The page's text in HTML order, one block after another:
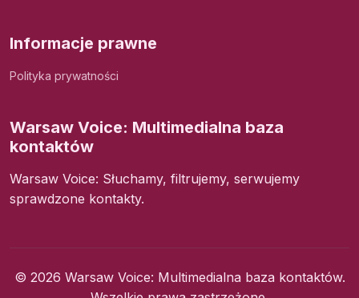
Informacje prawne
Polityka prywatności
Warsaw Voice: Multimedialna baza
kontaktów
Warsaw Voice: Słuchamy, filtrujemy, serwujemy
sprawdzone kontakty.
© 2026 Warsaw Voice: Multimedialna baza kontaktów.